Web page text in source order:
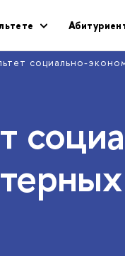
социально-